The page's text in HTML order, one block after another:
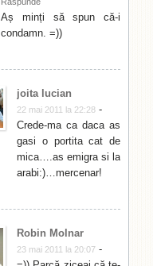
Aș minți să spun că-i
condamn. =))
joita lucian
22 mai 2011 la 22:28 -
Crede-ma ca daca as
gasi o portita cat de
mica….as emigra si la
arabi:)…mercenar!
Robin Molnar
23 mai 2011 la 20:07 -